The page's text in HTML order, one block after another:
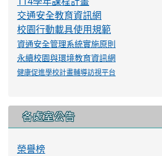
交通安全教育資訊網
校園行動載具使用規範
資通安全管理系統實施原則
永續校園與環境教育資訊網
健康促進學校計畫輔導訪視平台
各處室公告
榮譽榜